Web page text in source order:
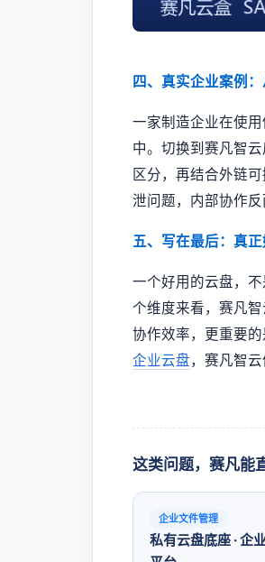
四、真实企业案例
一家制造企业在使
中。切换到赛凡智
区分，再结合外链
泄问题，内部协作反
五、写在最后：真
一个好用的云盘，
个维度来看，赛凡
协作效率，更重要
企业云盘，赛凡智云
这类问题，赛凡能
企业文件管理
私有云盘底座 · 企